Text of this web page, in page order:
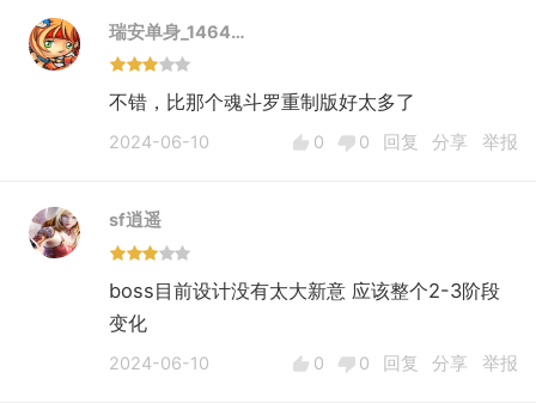
瑞安单身_1464…
不错，比那个魂斗罗重制版好太多了
2024-06-10 0 0 回复 分享 举报
sf逍遥
boss目前设计没有太大新意 应该整个2-3阶段
变化
2024-06-10 0 0 回复 分享 举报